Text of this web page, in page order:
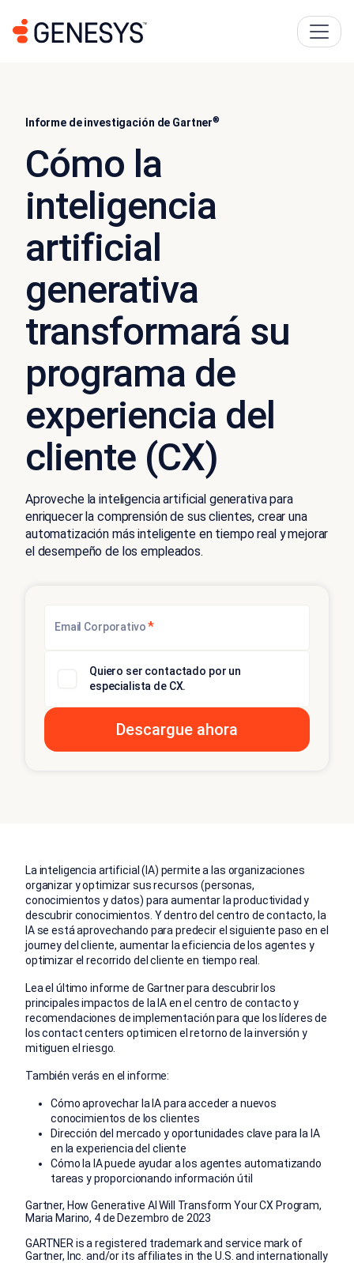
Informe de investigación de Gartner®
Cómo la
inteligencia
artificial
generativa
transformará su
programa de
experiencia del
cliente (CX)
Aproveche la inteligencia artificial generativa para
enriquecer la comprensión de sus clientes, crear una
automatización más inteligente en tiempo real y mejorar
el desempeño de los empleados.
Email Corporativo*
Quiero ser contactado por un
especialista de CX.
La inteligencia artificial (IA) permite a las organizaciones
organizar y optimizar sus recursos (personas,
conocimientos y datos) para aumentar la productividad y
descubrir conocimientos. Y dentro del centro de contacto, la
IA se está aprovechando para predecir el siguiente paso en el
journey del cliente, aumentar la eficiencia de los agentes y
optimizar el recorrido del cliente en tiempo real.
Lea el último informe de Gartner para descubrir los
principales impactos de la IA en el centro de contacto y
recomendaciones de implementación para que los líderes de
los contact centers optimicen el retorno de la inversión y
mitiguen el riesgo.
También verás en el informe:
Cómo aprovechar la IA para acceder a nuevos
conocimientos de los clientes
Dirección del mercado y oportunidades clave para la IA
en la experiencia del cliente
Cómo la IA puede ayudar a los agentes automatizando
tareas y proporcionando información útil
Gartner, How Generative AI Will Transform Your CX Program,
Maria Marino, 4 de Dezembro de 2023
GARTNER is a registered trademark and service mark of
Gartner, Inc. and/or its affiliates in the U.S. and internationally